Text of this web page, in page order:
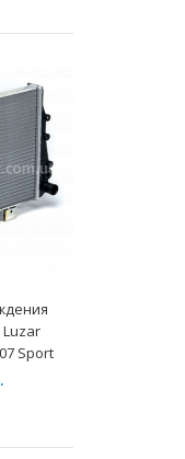
Daewoo
Sport